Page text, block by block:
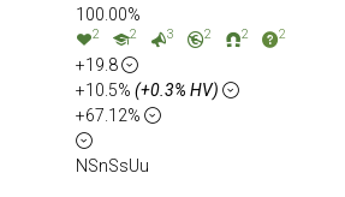
100.00%
2 2 3 2 2 2
+19.8
+10.5% (+0.3% HV)
+67.12%
NSnSsUu